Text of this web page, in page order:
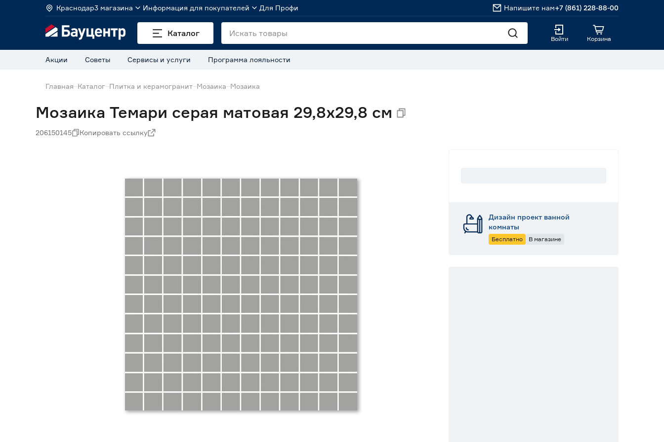
Краснодар3 магазина Информация для покупателей Для Профи Напишите нам+7 (861) 228-88-00
Каталог
Войти Корзина
Акции Советы Сервисы и услуги Программа лояльности
Главная Каталог Плитка и керамогранит Мозаика Мозаика
Мозаика Темари серая матовая 29,8х29,8 см
206150145 Копировать ссылку
Дизайн проект ванной
комнаты
Бесплатно В магазине